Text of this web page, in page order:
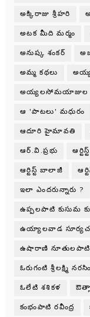
అక్కిరాజు శ్రీహరి
అటక మీది మర్మం
అనుష్క శంకర్
అమ్మ కథలు
అయ్యలసోమయాజుల
ఆ 'పాటలు' మధురం
ఆదూరి హైమావతి
ఆర్.వి.ప్రభు
ఆర్టిస్ట్ బాలాజీ
ఇలా ఎందరున్నారు ?
ఉప్పలపాటి కుసుమ
ఉయ్యాలవాడ
ఉషారాణి నూతులపాటి
ఓరుగంటి శ్రీలక్ష్మి
ఓలేటి శశికళ
కంభంపాటి రవీంద్ర